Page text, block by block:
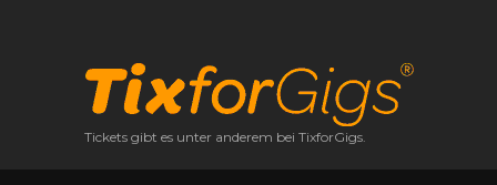
Tickets gibt es unter anderem bei TixforGigs.